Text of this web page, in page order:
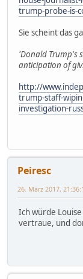
trump-probe-is-
Sie scheint das
'Donald Trump's
anticipation of
http://
trump-staff-
investigation-
Peiresc
26. März 2017,
Ich würde Louise
vertraue, und